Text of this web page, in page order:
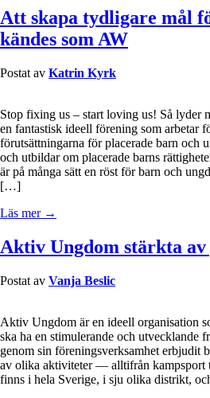
Att skapa tydligare mål
kändes som AW
Postat av Katrin Kyrk
Stop fixing us – start loving us! Så lyder
en fantastisk ideell förening som arbetar
förutsättningarna för placerade barn och
och utbildar om placerade barns
är på många sätt en röst för barn och
[…]
Läs mer →
Aktiv Ungdom stärkta
Postat av Vanja Beslic
Aktiv Ungdom är en ideell organisation
ska ha en stimulerande och utvecklande
genom sin föreningsverksamhet erbjudit
av olika aktiviteter — alltifrån kampsport
finns i hela Sverige, i sju olika distrikt,